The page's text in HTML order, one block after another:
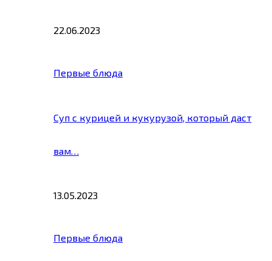
22.06.2023
Первые блюда
Суп с курицей и кукурузой, который даст
вам…
13.05.2023
Первые блюда